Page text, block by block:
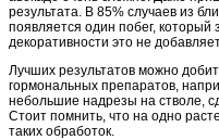
результата. В 85% случаев из
появляется один побег,
декоративности это не
Лучших результатов можно
гормональных препаратов,
небольшие надрезы на стволе,
Стоит помнить, что на одно
таких обработок.